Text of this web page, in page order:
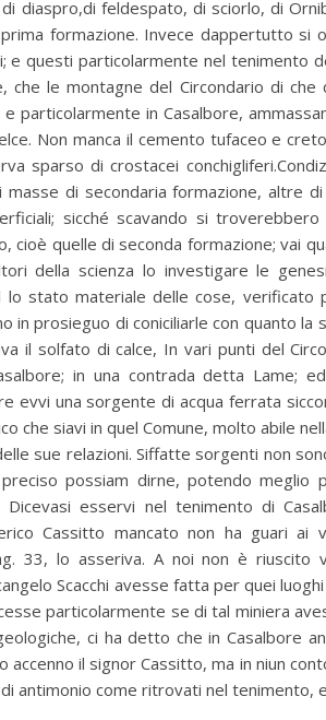
diaspro,di feldespato, di sciorlo, di
formazione. Invece dappertutto si
e questi particolarmente nel tenimento
che le montagne del Circondario di che
particolarmente in Casalbore,
Non manca il cemento tufaceo e
sparso di crostacei
masse di secondaria formazione, altre
sicché scavando si
cioè quelle di seconda formazione; vai
della scienza lo investigare le
stato materiale delle cose, verificato
in prosieguo di coniciliarle con quanto
il solfato di calce, In vari punti del
in una contrada detta Lame;
evvi una sorgente di acqua ferrata
che siavi in quel Comune, molto abile
sue relazioni. Siffatte sorgenti non
possiam dirne, potendo meglio
Dicevasi esservi nel tenimento di
Cassitto mancato non ha guari ai
33, lo asseriva. A noi non è riuscito
Scacchi avesse fatta per quei
particolarmente se di tal miniera
ci ha detto che in Casalbore
accenno il signor Cassitto, ma in niun
antimonio come ritrovati nel tenimento,